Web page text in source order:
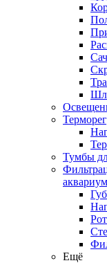
Тумбы
Ещё